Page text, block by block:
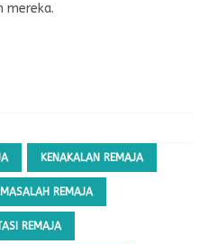
mereka.
KENAKALAN REMAJA
MASALAH REMAJA
REMAJA